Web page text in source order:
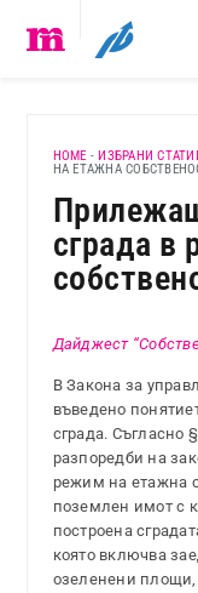
HOME - ИЗБРАНИ
НА ЕТАЖНА
сграда в
Дайджест
В Закона за
въведено
сграда. Съгласно
разпоредби на
режим на етажна
поземлен имот с
построена
която включва
озеленени площи,